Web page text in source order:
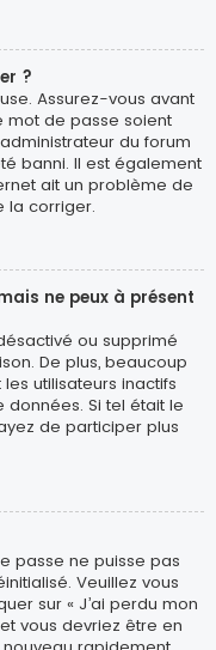
?
Assurez-vous avant
mot de passe soient
du forum
banni. Il est également
ait un problème de
la corriger.
ne peux à présent
ou supprimé
De plus, beaucoup
utilisateurs inactifs
Si tel était le
de participer plus
passe ne puisse pas
Veuillez vous
sur « J’ai perdu mon
vous devriez être en